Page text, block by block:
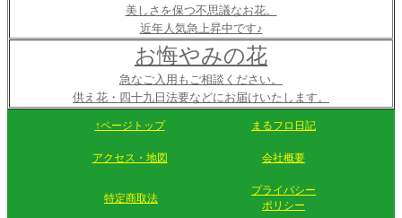
美しさを保つ不思議なお花。
近年人気急上昇中です♪
お悔やみの花
急なご入用もご相談ください。
供え花・四十九日法要などにお届けいたします。
↑ページトップ まるフロ日記
アクセス・地図 会社概要
特定商取法
プライバシー
ポリシー